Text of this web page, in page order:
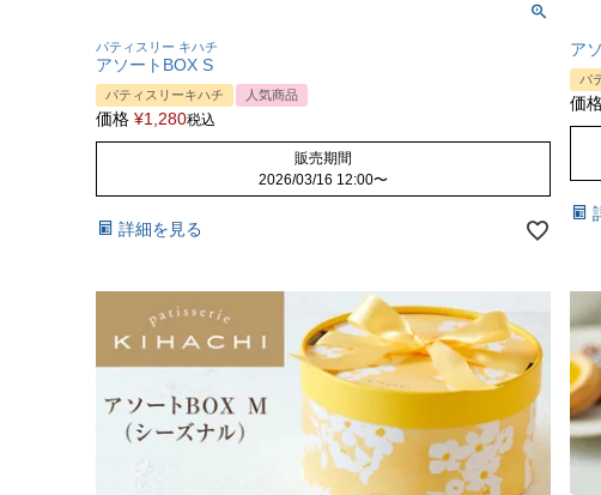
パティスリー キハチ
アソートBOX S
パティスリーキハチ 人気商品
価格 ¥1,280税込
販売期間
2026/03/16 12:00〜
詳細を見る
ア
パ
価